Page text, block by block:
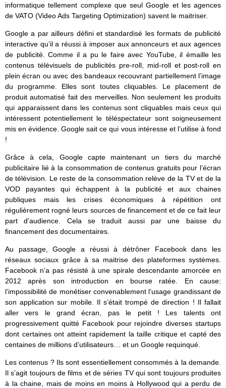
informatique tellement complexe que seul Google et les agences
de VATO (Video Ads Targeting Optimization) savent le maitriser.
Google a par ailleurs défini et standardisé les formats de publicité
interactive qu’il a réussi à imposer aux annonceurs et aux agences
de publicité. Comme il a pu le faire avec YouTube, il émaille les
contenus télévisuels de publicités pre-roll, mid-roll et post-roll en
plein écran ou avec des bandeaux recouvrant partiellement l’image
du programme. Elles sont toutes cliquables. Le placement de
produit automatisé fait des merveilles. Non seulement les produits
qui apparaissent dans les contenus sont cliquables mais ceux qui
intéressent potentiellement le téléspectateur sont soigneusement
mis en évidence. Google sait ce qui vous intéresse et l’utilise à fond
!
Grâce à cela, Google capte maintenant un tiers du marché
publicitaire lié à la consommation de contenus gratuits pour l’écran
de télévision. Le reste de la consommation relève de la TV et de la
VOD payantes qui échappent à la publicité et aux chaines
publiques mais les crises économiques à répétition ont
régulièrement rogné leurs sources de financement et de ce fait leur
part d’audience. Cela se traduit aussi par une baisse du
financement des documentaires.
Au passage, Google a réussi à détrôner Facebook dans les
réseaux sociaux grâce à sa maitrise des plateformes systèmes.
Facebook n’a pas résisté à une spirale descendante amorcée en
2012 après son introduction en bourse ratée. En cause:
l’impossibilité de monétiser convenablement l’usage grandissant de
son application sur mobile. Il s’était trompé de direction ! Il fallait
aller vers le grand écran, pas le petit ! Les talents ont
progressivement quitté Facebook pour rejoindre diverses startups
dont certaines ont atteint rapidement la taille critique et capté des
centaines de millions d’utilisateurs… et un Google requinqué.
Les contenus ? Ils sont essentiellement consommés à la demande.
Il s’agit toujours de films et de séries TV qui sont toujours produites
à la chaine, mais de moins en moins à Hollywood qui a perdu de